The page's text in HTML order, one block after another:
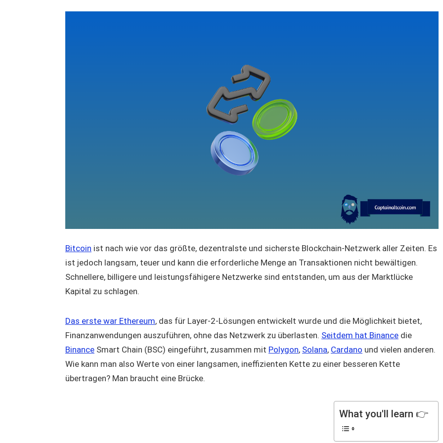
Bitcoin ist nach wie vor das größte, dezentralste und sicherste Blockchain-Netzwerk aller Zeiten. Es
ist jedoch langsam, teuer und kann die erforderliche Menge an Transaktionen nicht bewältigen.
Schnellere, billigere und leistungsfähigere Netzwerke sind entstanden, um aus der Marktlücke
Kapital zu schlagen.
Das erste war Ethereum, das für Layer-2-Lösungen entwickelt wurde und die Möglichkeit bietet,
Finanzanwendungen auszuführen, ohne das Netzwerk zu überlasten. Seitdem hat Binance die
Binance Smart Chain (BSC) eingeführt, zusammen mit Polygon, Solana, Cardano und vielen anderen.
Wie kann man also Werte von einer langsamen, ineffizienten Kette zu einer besseren Kette
übertragen? Man braucht eine Brücke.
What you'll learn 👉